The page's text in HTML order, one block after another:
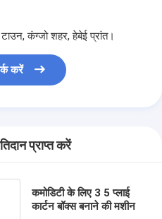
कंग्जो शहर, हेबेई प्रांत।
करें
प्राप्त करें
कमोडिटी के लिए 3 5 प्लाई
कार्टन बॉक्स बनाने की मशीन